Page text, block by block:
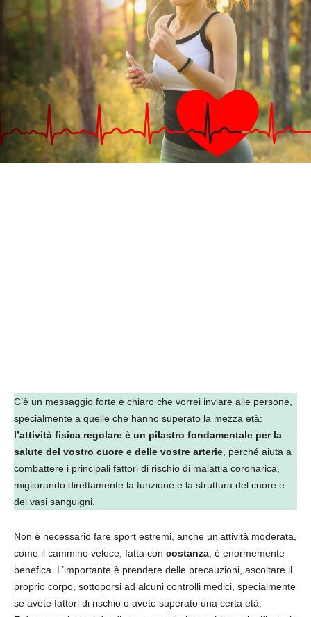
C’è un messaggio forte e chiaro che vorrei inviare alle persone,
specialmente a quelle che hanno superato la mezza età:
l’attività fisica regolare è un pilastro fondamentale per la
salute del vostro cuore e delle vostre arterie , perché aiuta a
combattere i principali fattori di rischio di malattia coronarica,
migliorando direttamente la funzione e la struttura del cuore e
dei vasi sanguigni.
Non è necessario fare sport estremi, anche un’attività moderata,
come il cammino veloce, fatta con costanza , è enormemente
benefica. L’importante è prendere delle precauzioni, ascoltare il
proprio corpo, sottoporsi ad alcuni controlli medici, specialmente
se avete fattori di rischio o avete superato una certa età.